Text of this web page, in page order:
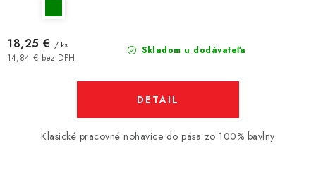
Skladom u dodávateľa
14,84 € bez DPH
18,25 € / ks
DETAIL
Klasické pracovné nohavice do pása zo 100% bavlny